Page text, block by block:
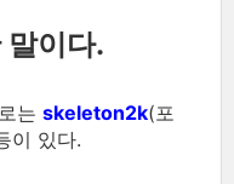
말이다.
는 skeleton2k(포
이 있다.